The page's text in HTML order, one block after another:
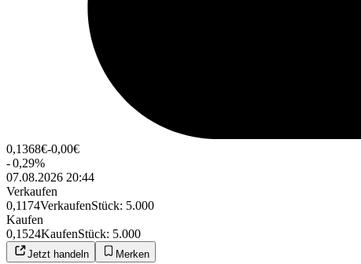
0,1368€-0,00€
-0,29%
07.08.2026 20:44
Verkaufen
0,1174VerkaufenStück: 5.000
Kaufen
0,1524KaufenStück: 5.000
Jetzt handeln Merken